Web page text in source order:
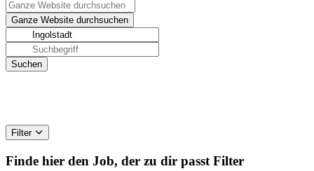
Filter
Finde hier den Job, der zu dir passt Filter